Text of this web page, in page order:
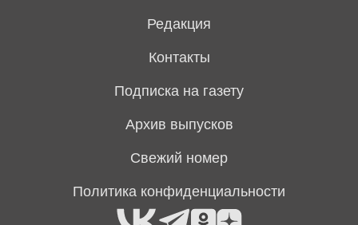
Редакция
Контакты
Подписка на газету
Архив выпусков
Свежий номер
Политика конфиденциальности